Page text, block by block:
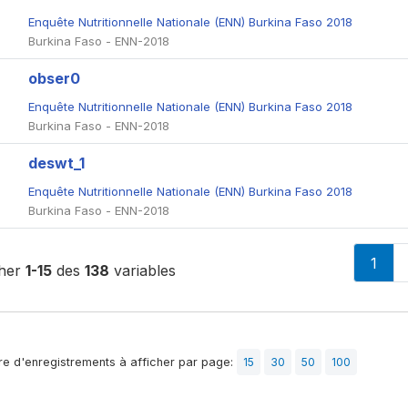
Enquête Nutritionnelle Nationale (ENN) Burkina Faso 2018
Burkina Faso - ENN-2018
obser0
Enquête Nutritionnelle Nationale (ENN) Burkina Faso 2018
Burkina Faso - ENN-2018
deswt_1
Enquête Nutritionnelle Nationale (ENN) Burkina Faso 2018
Burkina Faso - ENN-2018
1-15des 138 variables 1
d'enregistrements à afficher par page: 15 30 50 100